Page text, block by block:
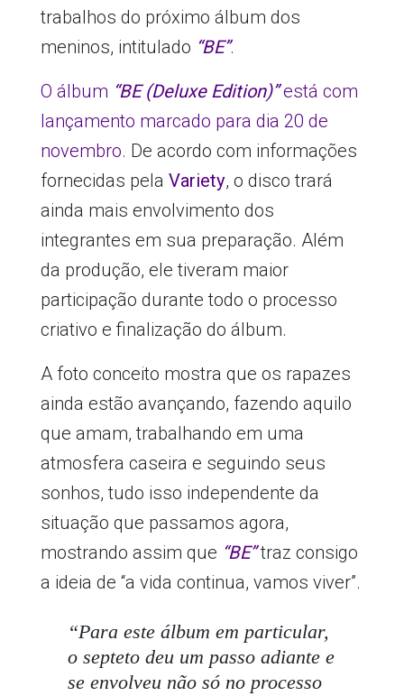
trabalhos do próximo álbum dos
meninos, intitulado “BE”.
O álbum “BE (Deluxe Edition)”está com
lançamento marcado para dia 20 de
novembro. De acordo com informações
fornecidas pela Variety, o disco trará
ainda mais envolvimento dos
integrantes em sua preparação. Além
da produção, ele tiveram maior
participação durante todo o processo
criativo e finalização do álbum.
A foto conceito mostra que os rapazes
ainda estão avançando, fazendo aquilo
que amam, trabalhando em uma
atmosfera caseira e seguindo seus
sonhos, tudo isso independente da
situação que passamos agora,
mostrando assim que “BE”traz consigo
a ideia de “a vida continua, vamos viver”.
“Para este álbum em particular,
o septeto deu um passo adiante e
se envolveu não só no processo